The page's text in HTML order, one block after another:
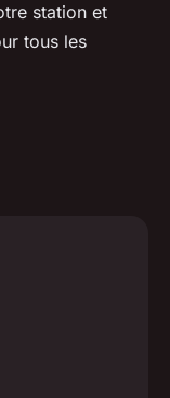
station et
tous les